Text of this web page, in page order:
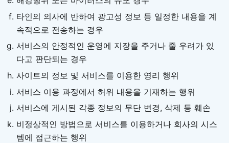
타인의 의사에 반하여 광고성 정보 등 일정한 내용을 계
속적으로 전송하는 경우
서비스의 안정적인 운영에 지장을 주거나 줄 우려가 있
다고 판단되는 경우
사이트의 정보 및 서비스를 이용한 영리 행위
서비스 이용 과정에서 허위 내용을 기재하는 행위
서비스에 게시된 각종 정보의 무단 변경, 삭제 등 훼손
비정상적인 방법으로 서비스를 이용하거나 회사의 시스
템에 접근하는 행위